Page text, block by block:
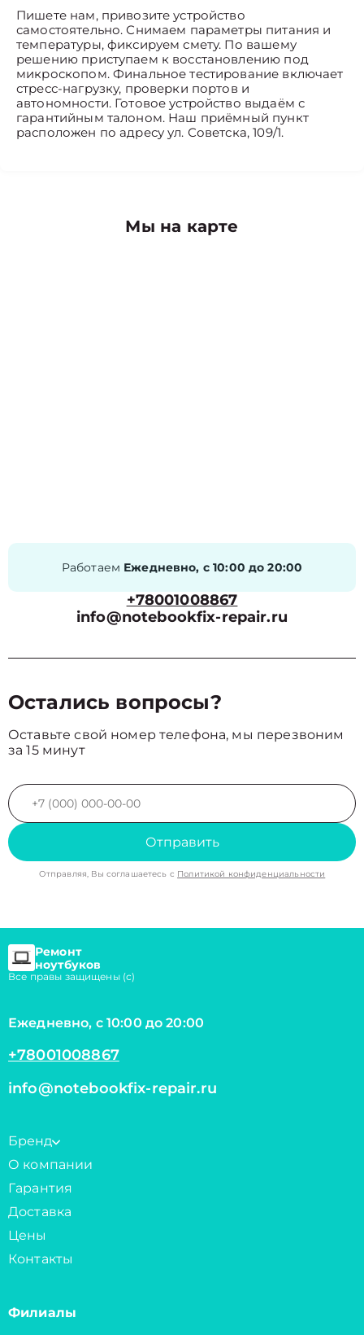
Пишете нам, привозите устройство
самостоятельно. Снимаем параметры питания и
температуры, фиксируем смету. По вашему
решению приступаем к восстановлению под
микроскопом. Финальное тестирование включает
стресс-нагрузку, проверки портов и
автономности. Готовое устройство выдаём с
гарантийным талоном. Наш приёмный пункт
расположен по адресу ул. Советска, 109/1.
Мы на карте
Работаем Ежедневно, с 10:00 до 20:00
+78001008867
info@notebookfix-repair.ru
Остались вопросы?
Оставьте свой номер телефона, мы перезвоним
за 15 минут
Отправить
Отправляя, Вы соглашаетесь с Политикой конфиденциальности
Ремонт
ноутбуков
Все правы защищены (с)
Ежедневно, с 10:00 до 20:00
+78001008867
info@notebookfix-repair.ru
Бренд
О компании
Гарантия
Доставка
Цены
Контакты
Филиалы